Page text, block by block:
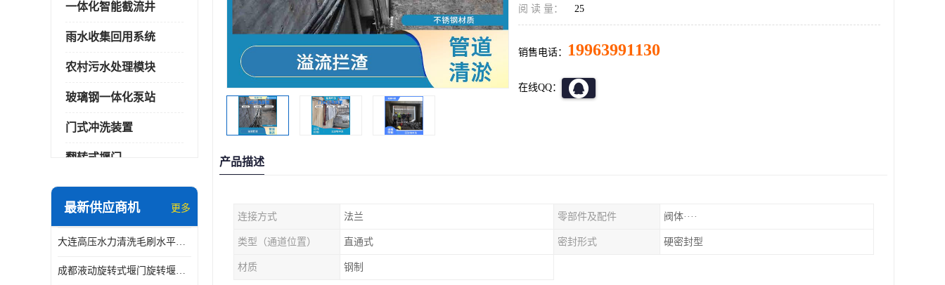
一体化智能截流井
雨水收集回用系统
农村污水处理模块
玻璃钢一体化泵站
门式冲洗装置
翻转式堰门
智能一体化雨水泵站
智能一体化供水泵房
智能一体化净水设备
最新供应商机 更多
大连高压水力清洗毛刷水平自清洁滚刷 水力自动冲洗系统 水力清洗
成都液动旋转式堰门旋转堰门 自动控制 SUS304
阅 读 量： 25
销售电话： 19963991130
在线QQ：
产品描述
连接方式 法兰 零部件及配件 阀体····
类型（通道位置） 直通式 密封形式 硬密封型
材质 钢制